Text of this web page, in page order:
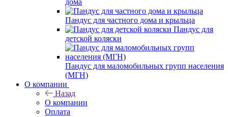
дома
Пандус для частного дома и крыльца
Пандус для
детской коляски
Пандус для маломобильных групп населения
(МГН)
О компании
Назад
О компании
Оплата